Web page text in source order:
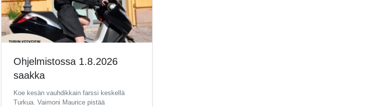
Ohjelmistossa 1.8.2026
saakka
Koe kesän vauhdikkain farssi keskellä
Turkua. Vaimoni Maurice pistää